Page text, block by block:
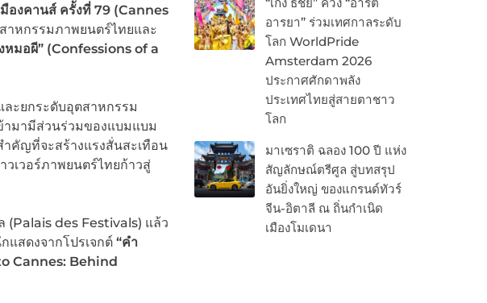
อารยา” ร่วมเทศกาลระดับ
โลก WorldPride
Amsterdam 2026
ประกาศศักดาพลัง
ประเทศไทยสู่สายตาชาว
โลก
มาเซราติ ฉลอง 100 ปี แห่ง
สัญลักษณ์ตรีศูล สู่บทสรุป
อันยิ่งใหญ่ ของแกรนด์ทัวร์
จีน-อิตาลี ณ ถิ่นกำเนิด
เมืองโมเดนา
องคานส์ ครั้งที่ 79 (Cannes
าหกรรมภาพยนตร์ไทยและ
หมอผี” (Confessions of a
ะยกระดับอุตสาหกรรม
ามามีส่วนร่วมของแบมแบม
คัญที่จะสร้างแรงสั่นสะเทือน
เวอร์ภาพยนตร์ไทยก้าวสู่
(Palais des Festivals) แล้ว
สดงจากโปรเจกต์ “คำ
Cannes: Behind